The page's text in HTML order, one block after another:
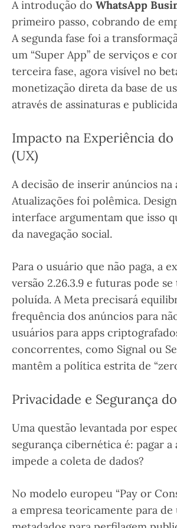
A introdução do WhatsApp
primeiro passo, cobrando de
A segunda fase foi a
um “Super App” de serviços e
terceira fase, agora visível no
monetização direta da base de
através de assinaturas e
Impacto na Experiência
(UX)
A decisão de inserir anúncios na
Atualizações foi polêmica.
interface argumentam que isso
da navegação social.
Para o usuário que não paga, a
versão 2.26.3.9 e futuras pode
poluída. A Meta precisará
frequência dos anúncios para
usuários para apps
concorrentes, como Signal ou
mantêm a política estrita de
Privacidade e Segurança
Uma questão levantada por
segurança cibernética é: pagar a
impede a coleta de dados?
No modelo europeu “Pay or
a empresa teoricamente para de